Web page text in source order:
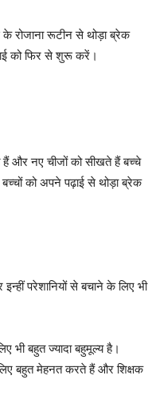
के रोजाना रूटीन से थोड़ा ब्रेक
को फिर से शुरू करें।
हैं और नए चीजों को सीखते हैं बच्चे
को अपने पढ़ाई से थोड़ा ब्रेक
परेशानियों से बचाने के लिए भी
भी बहुत ज्यादा बहुमूल्य है।
बहुत मेहनत करते हैं और शिक्षक